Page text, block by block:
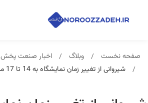
صفحه نخست وبلاگ
اخبار صنعت پخش
شیروانی از تغییر زمان نمایشگاه به 14 تا 17 مرداد خبر داد